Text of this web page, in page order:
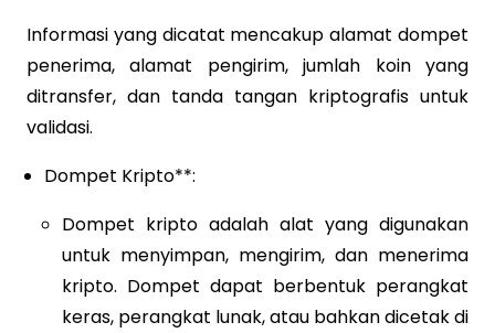
Informasi yang dicatat mencakup alamat dompet
penerima, alamat pengirim, jumlah koin yang
ditransfer, dan tanda tangan kriptografis untuk
validasi.
Dompet Kripto**:
Dompet kripto adalah alat yang digunakan
untuk menyimpan, mengirim, dan menerima
kripto. Dompet dapat berbentuk perangkat
keras, perangkat lunak, atau bahkan dicetak di